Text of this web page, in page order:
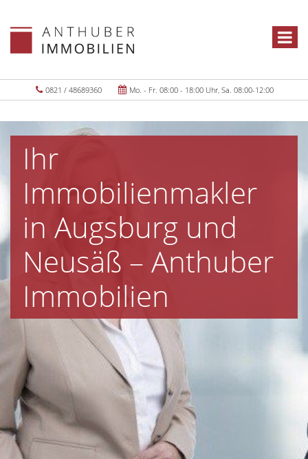
0821 / 48689360 Mo. - Fr. 08:00 - 18:00 Uhr, Sa. 08:00-12:00
Ihr
Immobilienmakler
in Augsburg und
Neusäß – Anthuber
Immobilien